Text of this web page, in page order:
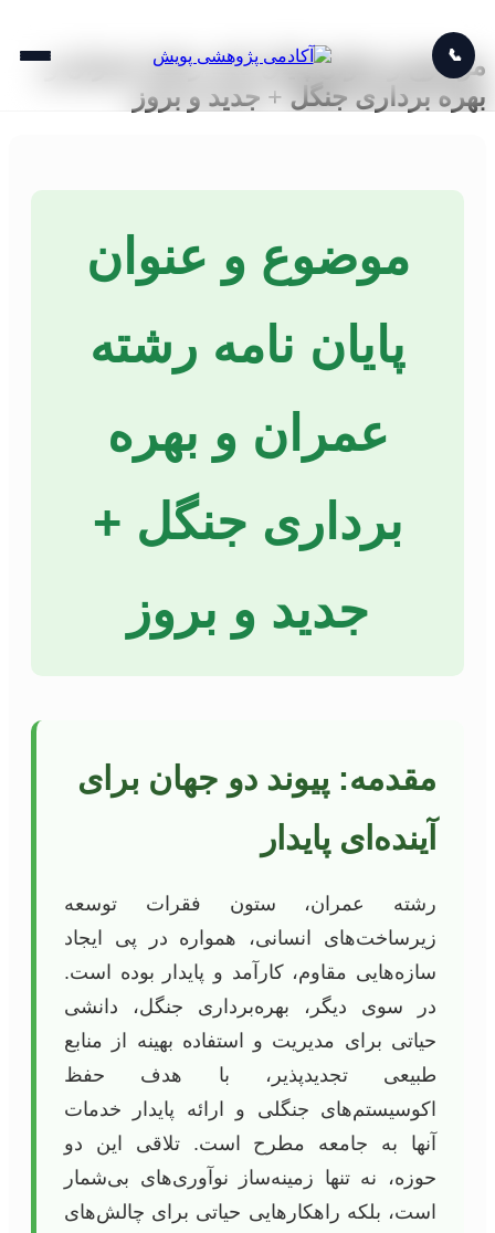
📞
موضوع و عنوان پایان نامه رشته عمران و
بهره برداری جنگل + جدید و بروز
موضوع و عنوان
پایان نامه رشته
عمران و بهره
برداری جنگل +
جدید و بروز
مقدمه: پیوند دو جهان برای
آینده‌ای پایدار
رشته عمران، ستون فقرات توسعه
زیرساخت‌های انسانی، همواره در پی ایجاد
سازه‌هایی مقاوم، کارآمد و پایدار بوده است.
در سوی دیگر، بهره‌برداری جنگل، دانشی
حیاتی برای مدیریت و استفاده بهینه از منابع
طبیعی تجدیدپذیر، با هدف حفظ
اکوسیستم‌های جنگلی و ارائه پایدار خدمات
آنها به جامعه مطرح است. تلاقی این دو
حوزه، نه تنها زمینه‌ساز نوآوری‌های بی‌شمار
است، بلکه راهکارهایی حیاتی برای چالش‌های